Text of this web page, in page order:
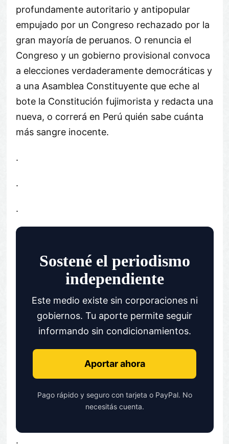
profundamente autoritario y antipopular
empujado por un Congreso rechazado por la
gran mayoría de peruanos. O renuncia el
Congreso y un gobierno provisional convoca
a elecciones verdaderamente democráticas y
a una Asamblea Constituyente que eche al
bote la Constitución fujimorista y redacta una
nueva, o correrá en Perú quién sabe cuánta
más sangre inocente.
.
.
.
Sostené el periodismo
independiente
Este medio existe sin corporaciones ni
gobiernos. Tu aporte permite seguir
informando sin condicionamientos.
Aportar ahora
Pago rápido y seguro con tarjeta o PayPal. No
necesitás cuenta.
.